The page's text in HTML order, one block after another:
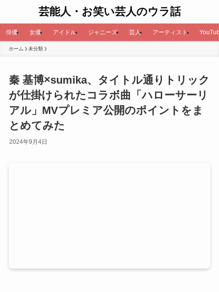
芸能人・お笑い芸人のウラ話
俳優 女優 アイドル ジャニーズ 芸人 アーティスト
ホーム 未分類
秦 基博×sumika、タイトル通りトリック
が仕掛けられたコラボ曲「ハローサーリ
アル」MVプレミア公開のポイントをま
とめてみた
2024年9月4日